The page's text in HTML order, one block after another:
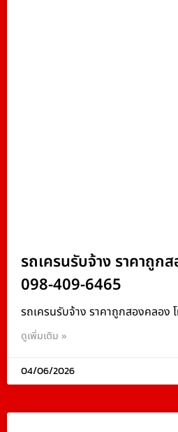
รถเครนรับจ้าง ราคาถูก
098-409-6465
รถเครนรับจ้าง ราคาถูกสองคลอง
ดูเพิ่มเติม »
04/06/2026